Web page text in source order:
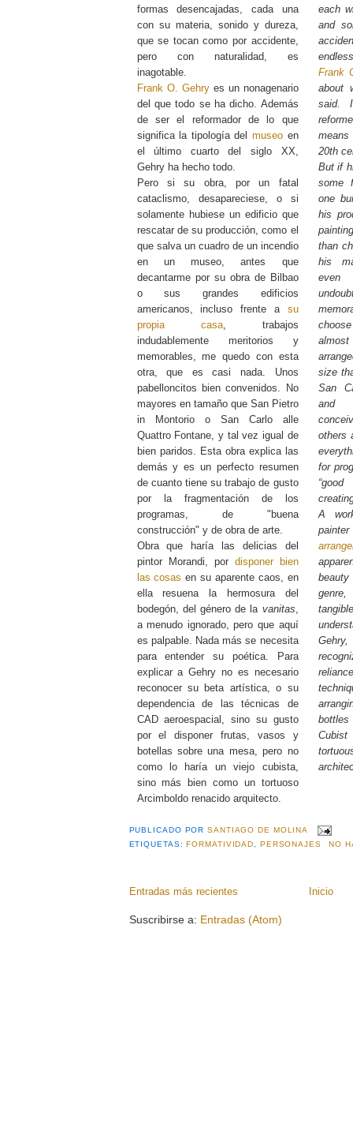
formas desencajadas, cada una
con su materia, sonido y dureza,
que se tocan como por accidente,
pero con naturalidad, es
inagotable.
Frank O. Gehryes un nonagenario
del que todo se ha dicho. Además
de ser el reformador de lo que
significa la tipología delmuseo en
el último cuarto del siglo XX,
Gehry ha hecho todo.
Pero si su obra, por un fatal
cataclismo, desapareciese, o si
solamente hubiese un edificio que
rescatar de su producción, como el
que salva un cuadro de un incendio
en un museo, antes que
decantarme por su obra de Bilbao
o sus grandes edificios
americanos, incluso frente a su
propia casa, trabajos
indudablemente meritorios y
memorables, me quedo con esta
otra, que es casi nada. Unos
pabelloncitos bien convenidos. No
mayores en tamaño que San Pietro
in Montorio o San Carlo alle
Quattro Fontane, y tal vez igual de
bien paridos. Esta obra explica las
demás y es un perfecto resumen
de cuanto tiene su trabajo de gusto
por la fragmentación de los
programas, de "buena
construcción" y de obra de arte.
Obra que haría las delicias del
pintor Morandi, por disponer bien
las cosas en su aparente caos, en
ella resuena la hermosura del
bodegón, del género de la vanitas,
a menudo ignorado, pero que aquí
es palpable. Nada más se necesita
para entender su poética. Para
explicar a Gehry no es necesario
reconocer su beta artística, o su
dependencia de las técnicas de
CAD aeroespacial, sino su gusto
por el disponer frutas, vasos y
botellas sobre una mesa, pero no
como lo haría un viejo cubista,
sino más bien como un tortuoso
Arcimboldo renacido arquitecto.
each
and
Frank
about
said.
20th
But if
some
one
his
than
his
size
San
and
others
for
A
genre,
PUBLICADO PORSANTIAGO DE MOLINA
ETIQUETAS:FORMATIVIDAD PERSONAJES NO
Entradas más recientes Inicio
Suscribirse a: Entradas (Atom)